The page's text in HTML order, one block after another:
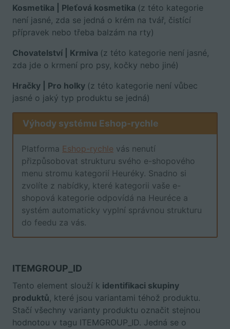
Kosmetika | Pleťová kosmetika (z této kategorie
není jasné, zda se jedná o krém na tvář, čistící
přípravek nebo třeba balzám na rty)
Chovatelství | Krmiva (z této kategorie není jasné,
zda jde o krmení pro psy, kočky nebo jiné)
Hračky | Pro holky (z této kategorie není vůbec
jasné o jaký typ produktu se jedná)
Výhody systému Eshop-rychle
Platforma Eshop-rychle vás nenutí
přizpůsobovat strukturu svého e-shopového
menu stromu kategorií Heuréky. Snadno si
zvolíte z nabídky, které kategorii vaše e-
shopová kategorie odpovídá na Heuréce a
systém automaticky vyplní správnou strukturu
do feedu za vás.
ITEMGROUP_ID
Tento element slouží k identifikaci skupiny
produktů, které jsou variantami téhož produktu.
Stačí všechny varianty produktu označit stejnou
hodnotou v tagu ITEMGROUP_ID. Jedná se o